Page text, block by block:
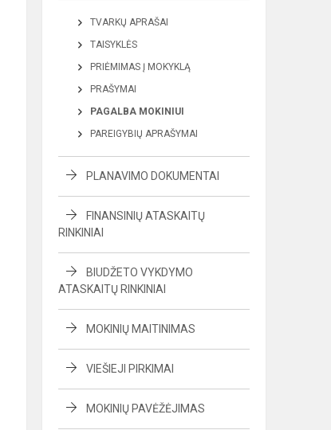
TVARKŲ APRAŠAI
TAISYKLĖS
PRIĖMIMAS Į MOKYKLĄ
PRAŠYMAI
PAGALBA MOKINIUI
PAREIGYBIŲ APRAŠYMAI
PLANAVIMO DOKUMENTAI
FINANSINIŲ ATASKAITŲ
RINKINIAI
BIUDŽETO VYKDYMO
ATASKAITŲ RINKINIAI
MOKINIŲ MAITINIMAS
VIEŠIEJI PIRKIMAI
MOKINIŲ PAVĖŽĖJIMAS